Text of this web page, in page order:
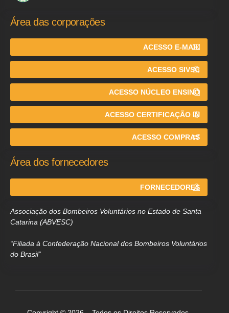
Área das corporações
ACESSO E-MAIL
ACESSO SIVSC
ACESSO NÚCLEO ENSINO
ACESSO CERTIFICAÇÃO IN
ACESSO COMPRAS
Área dos fornecedores
FORNECEDORES
Associação dos Bombeiros Voluntários no Estado de Santa
Catarina (ABVESC)
“Filiada à Confederação Nacional dos Bombeiros Voluntários
do Brasil”